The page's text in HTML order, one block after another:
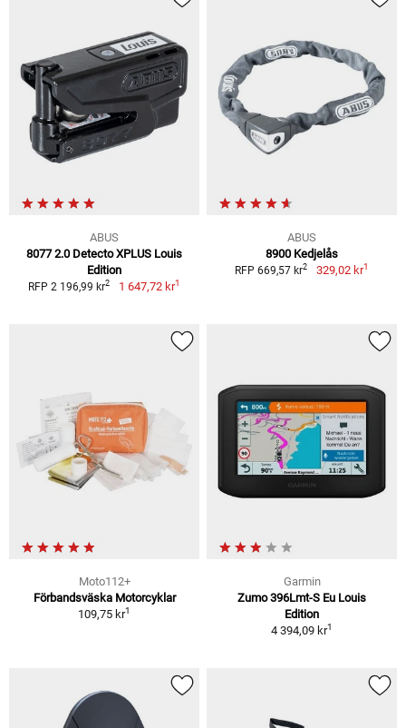
ABUS
8077 2.0 Detecto XPLUS Louis
Edition
RFP 2 196,99 kr2 1 647,72 kr1
ABUS
8900 Kedjelås
RFP 669,57 kr2 329,02 kr1
Moto112+
Förbandsväska Motorcyklar
109,75 kr1
Garmin
Zumo 396Lmt-S Eu Louis
Edition
4 394,09 kr1